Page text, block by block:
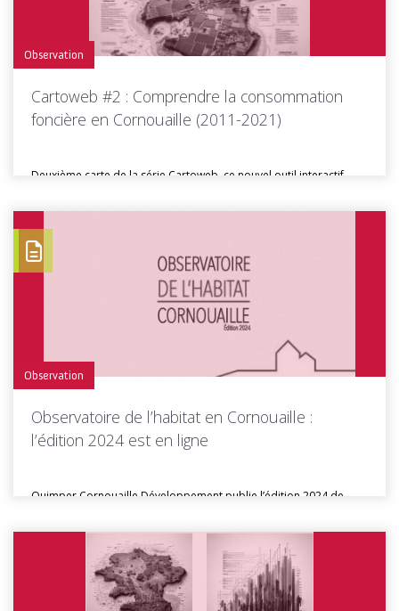
Observation
Cartoweb #2 : Comprendre la consommation
foncière en Cornouaille (2011-2021)
Deuxième carte de la série Cartoweb, ce nouvel outil interactif
Toutes les actus de cette rubrique
Observation
Observatoire de l’habitat en Cornouaille :
l’édition 2024 est en ligne
Quimper Cornouaille Développement publie l’édition 2024 de
Toutes les actus de cette rubrique LIRE LA SUITE